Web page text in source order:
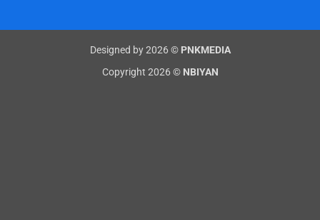
Designed by 2026 © PNKMEDIA
Copyright 2026 © NBIYAN